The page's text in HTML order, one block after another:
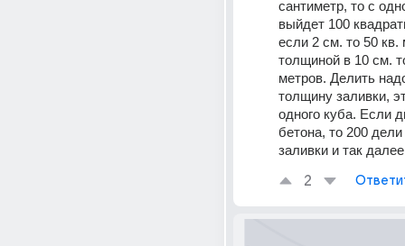
сантиметр, то с
выйдет 100
если 2 см. то 50 кв.
толщиной в 10 см.
метров. Делить
толщину заливки,
одного куба. Если
бетона, то 200
заливки и так
2